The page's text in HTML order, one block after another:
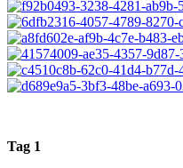
Tag 1